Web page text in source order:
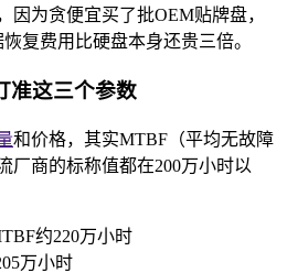
因为贪便宜买了批OEM贴牌盘，
复费用比硬盘本身还贵三倍。
准这三个参数
和价格，其实MTBF（平均无故障
厂商的标称值都在200万小时以
约220万小时
万小时